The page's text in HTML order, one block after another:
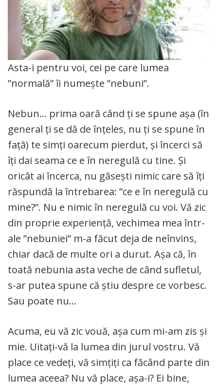
Asta-i pentru voi, cei pe care lumea
”normală” îi numește ”nebuni”.
Nebun… prima oară când ți se spune așa (în
general ți se dă de înțeles, nu ți se spune în
față) te simți oarecum pierdut, și încerci să
îți dai seama ce e în neregulă cu tine. Și
oricât ai încerca, nu găsești nimic care să îți
răspundă la întrebarea: ”ce e în neregulă cu
mine?”. Nu e nimic în neregulă cu voi. Vă zic
din proprie experiență, vechimea mea într-
ale ”nebuniei” m-a făcut deja de neînvins,
chiar dacă de multe ori a durut. Așa că, în
toată nebunia asta veche de când sufletul,
s-ar putea spune că știu despre ce vorbesc.
Sau poate nu…
Acuma, eu vă zic vouă, așa cum mi-am zis și
mie. Uitați-vă la lumea din jurul vostru. Vă
place ce vedeți, vă simțiți ca făcând parte din
lumea aceea? Nu vă place, așa-i? Ei bine,